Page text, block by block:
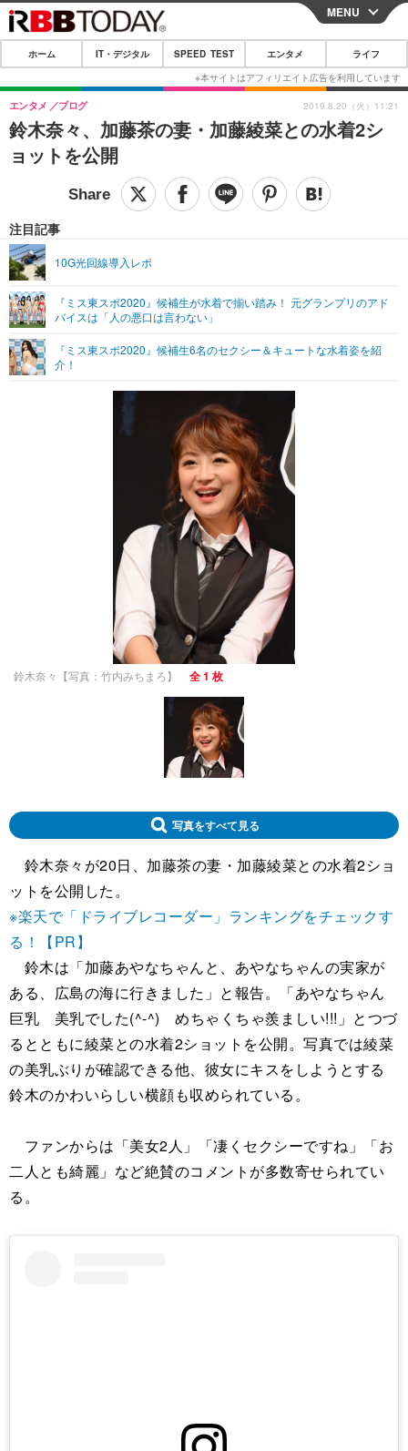
CLOSE
ホーム
IT・デジタル
IT・デジタルTOP スマートフォン
ショッピング その他
SPEED TEST
エンタメTOP 映画・ドラマ
グラビア
ショッピング その他
ライフTOP
その他
リリース一覧
プッシュ通知の停止方法
MENU
ホーム IT・デジタル SPEED TEST エンタメ ライフ
鈴木奈々、加藤茶の妻・加藤綾菜との水着2シ
ョットを公開
エンタメ ブログ
注目記事
10G光回線導入レポ
『ミス東スポ2020』候補生が水着で揃い踏み！ 元グランプリのアド
バイスは「人の悪口は言わない」
『ミス東スポ2020』候補生6名のセクシー＆キュートな水着姿を紹
介！
2019.8.20（火）11:21
鈴木奈々【写真：竹内みちまろ】 全 1 枚
写真をすべて見る
鈴木奈々が20日、加藤茶の妻・加藤綾菜との水着2ショ
ットを公開した。
※楽天で「ドライブレコーダー」ランキングをチェックす
る！【PR】
鈴木は「加藤あやなちゃんと、あやなちゃんの実家が
ある、広島の海に行きました」と報告。「あやなちゃん
巨乳 美乳でした(^-^) めちゃくちゃ羨ましい!!!」とつづ
るとともに綾菜との水着2ショットを公開。写真では綾菜
の美乳ぶりが確認できる他、彼女にキスをしようとする
鈴木のかわいらしい横顔も収められている。
ファンからは「美女2人」「凄くセクシーですね」「お
二人とも綺麗」など絶賛のコメントが多数寄せられてい
る。